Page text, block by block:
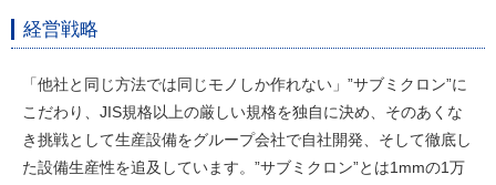
経営戦略
「他社と同じ方法では同じモノしか作れない」”サブミクロン”に
こだわり、JIS規格以上の厳しい規格を独自に決め、そのあくな
き挑戦として生産設備をグループ会社で自社開発、そして徹底し
た設備生産性を追及しています。”サブミクロン”とは1mmの1万